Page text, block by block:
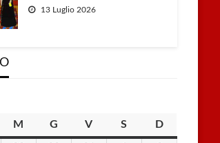
13 Luglio 2026
M mercoledì
G giovedì
V venerdì
S sabatoDdomenica